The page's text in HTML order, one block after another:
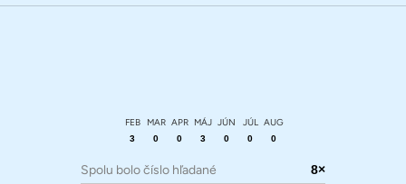
FEB
3
MAR
0
APR
0
MÁJ
3
JÚN
0
JÚL
0
AUG
0
Spolu bolo číslo hľadané 8×